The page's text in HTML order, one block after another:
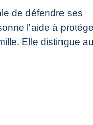
de défendre ses
l'aide à
Elle distingue